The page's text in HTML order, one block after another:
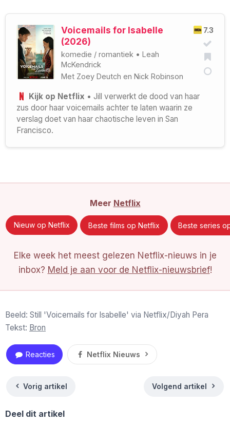
7.3
Voicemails for Isabelle
(2026)
komedie / romantiek • Leah
McKendrick
Met Zoey Deutch en Nick Robinson
Kijk op Netflix • Jill verwerkt de dood van haar
zus door haar voicemails achter te laten waarin ze
verslag doet van haar chaotische leven in San
Francisco.
Meer Netflix
Nieuw op Netflix Beste films op Netflix Beste series
Elke week het meest gelezen Netflix-nieuws in je
inbox? Meld je aan voor de Netflix-nieuwsbrief!
Beeld: Still 'Voicemails for Isabelle' via Netflix/Diyah Pera
Tekst: Bron
Reacties Netflix Nieuws
Vorig artikel Volgend artikel
Deel dit artikel